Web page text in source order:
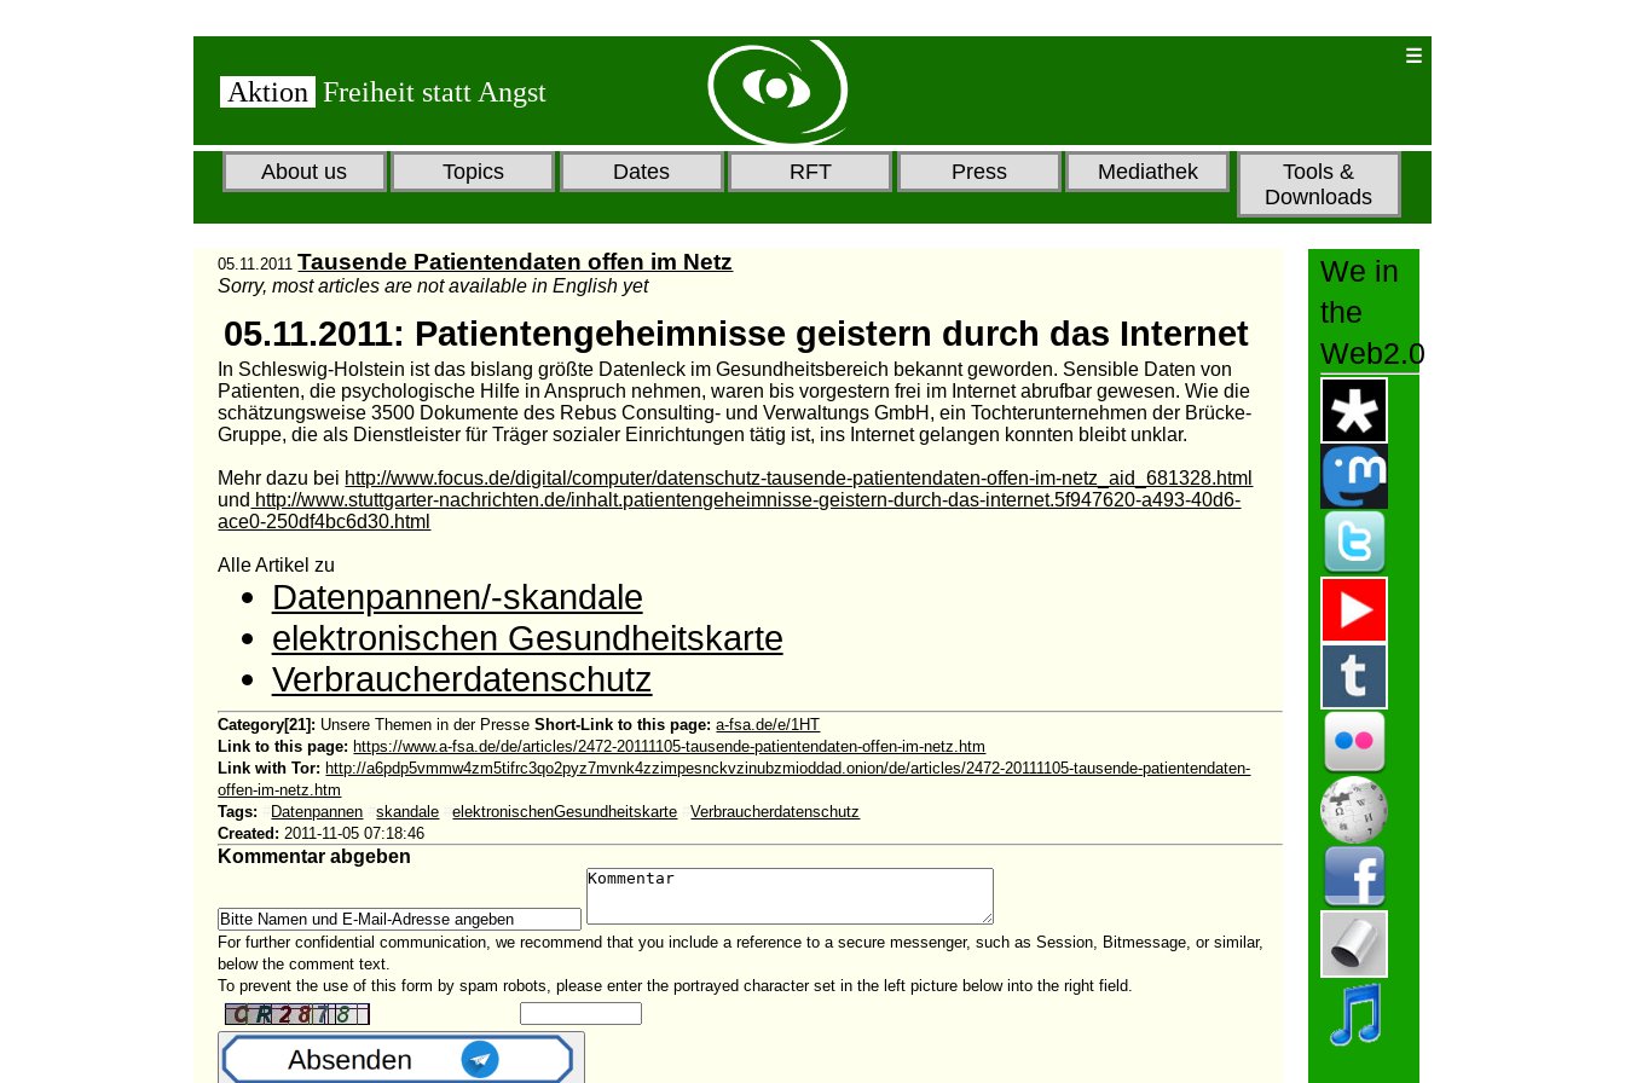
Aktion Freiheit statt Angst
About us Topics Dates RFT Press Mediathek
Tools &
Downloads
05.11.2011 Tausende Patientendaten offen im Netz
Sorry, most articles are not available in English yet
05.11.2011: Patientengeheimnisse geistern durch das Internet
In Schleswig-Holstein ist das bislang größte Datenleck im Gesundheitsbereich bekannt geworden. Sensible Daten von
Patienten, die psychologische Hilfe in Anspruch nehmen, waren bis vorgestern frei im Internet abrufbar gewesen. Wie die
schätzungsweise 3500 Dokumente des Rebus Consulting- und Verwaltungs GmbH, ein Tochterunternehmen der Brücke-
Gruppe, die als Dienstleister für Träger sozialer Einrichtungen tätig ist, ins Internet gelangen konnten bleibt unklar.
Mehr dazu bei http://www.focus.de/digital/computer/datenschutz-tausende-patientendaten-offen-im-netz_aid_681328.html
und http://www.stuttgarter-nachrichten.de/inhalt.patientengeheimnisse-geistern-durch-das-internet.5f947620-a493-40d6-
ace0-250df4bc6d30.html
Alle Artikel zu
Datenpannen/-skandale
elektronischen Gesundheitskarte
Verbraucherdatenschutz
Category[21]: Unsere Themen in der PresseShort-Link to this page: a-fsa.de/e/1HT
Link to this page: https://www.a-fsa.de/de/articles/2472-20111105-tausende-patientendaten-offen-im-netz.htm
Link with Tor: http://a6pdp5vmmw4zm5tifrc3qo2pyz7mvnk4zzimpesnckvzinubzmioddad.onion/de/articles/2472-20111105-tausende-patientendaten-
offen-im-netz.htm
Tags:
Datenpannen #skandale #elektronischenGesundheitskarte #Verbraucherdatenschutz
Created: 2011-11-05 07:18:46
Kommentar abgeben
For further confidential communication, we recommend that you include a reference to a secure messenger, such as Session, Bitmessage, or similar,
below the comment text.
To prevent the use of this form by spam robots, please enter the portrayed character set in the left picture below into the right field.
We in
the
Web2.0